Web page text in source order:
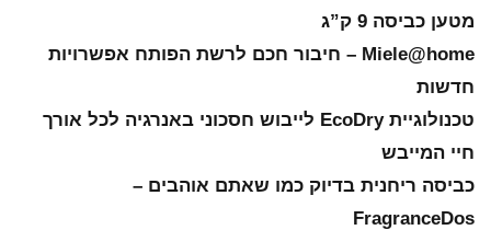
מטען כביסה 9 ק”ג
Miele@home – חיבור חכם לרשת הפותח אפשרויות
חדשות
טכנולוגיית EcoDry לייבוש חסכוני באנרגיה לכל אורך
חיי המייבש
כביסה ריחנית בדיוק כמו שאתם אוהבים –
FragranceDos